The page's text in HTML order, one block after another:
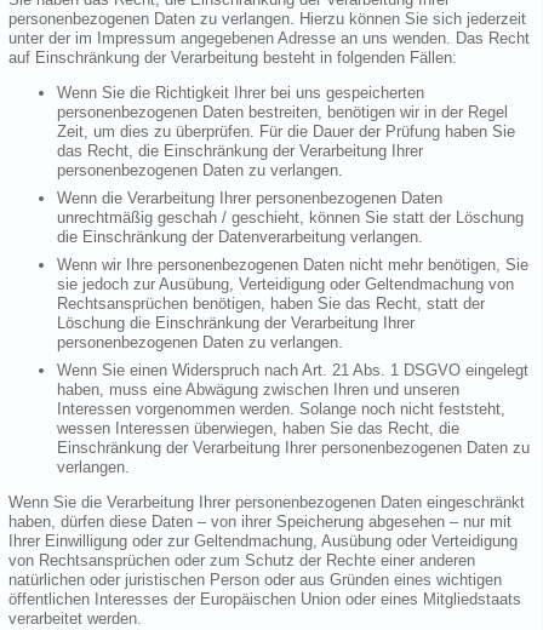
personenbezogenen Daten zu verlangen. Hierzu können Sie sich jederzeit
unter der im Impressum angegebenen Adresse an uns wenden. Das Recht
auf Einschränkung der Verarbeitung besteht in folgenden Fällen:
Wenn Sie die Richtigkeit Ihrer bei uns gespeicherten
personenbezogenen Daten bestreiten, benötigen wir in der Regel
Zeit, um dies zu überprüfen. Für die Dauer der Prüfung haben Sie
das Recht, die Einschränkung der Verarbeitung Ihrer
personenbezogenen Daten zu verlangen.
Wenn die Verarbeitung Ihrer personenbezogenen Daten
unrechtmäßig geschah / geschieht, können Sie statt der Löschung
die Einschränkung der Datenverarbeitung verlangen.
Wenn wir Ihre personenbezogenen Daten nicht mehr benötigen, Sie
sie jedoch zur Ausübung, Verteidigung oder Geltendmachung von
Rechtsansprüchen benötigen, haben Sie das Recht, statt der
Löschung die Einschränkung der Verarbeitung Ihrer
personenbezogenen Daten zu verlangen.
Wenn Sie einen Widerspruch nach Art. 21 Abs. 1 DSGVO eingelegt
haben, muss eine Abwägung zwischen Ihren und unseren
Interessen vorgenommen werden. Solange noch nicht feststeht,
wessen Interessen überwiegen, haben Sie das Recht, die
Einschränkung der Verarbeitung Ihrer personenbezogenen Daten zu
verlangen.
Wenn Sie die Verarbeitung Ihrer personenbezogenen Daten eingeschränkt
haben, dürfen diese Daten – von ihrer Speicherung abgesehen – nur mit
Ihrer Einwilligung oder zur Geltendmachung, Ausübung oder Verteidigung
von Rechtsansprüchen oder zum Schutz der Rechte einer anderen
natürlichen oder juristischen Person oder aus Gründen eines wichtigen
öffentlichen Interesses der Europäischen Union oder eines Mitgliedstaats
verarbeitet werden.